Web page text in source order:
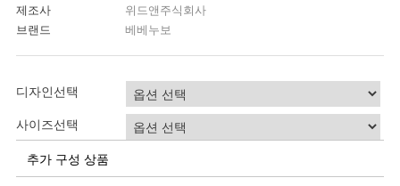
제조사
위드앤주식회사
브랜드
베베누보
디자인선택
사이즈선택
추가 구성 상품